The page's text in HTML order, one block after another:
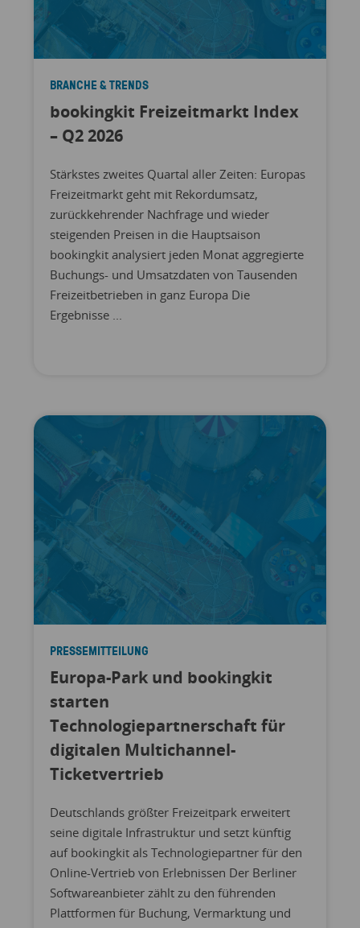
BRANCHE & TRENDS
bookingkit Freizeitmarkt Index
– Q2 2026
Stärkstes zweites Quartal aller Zeiten: Europas
Freizeitmarkt geht mit Rekordumsatz,
zurückkehrender Nachfrage und wieder
steigenden Preisen in die Hauptsaison
bookingkit analysiert jeden Monat aggregierte
Buchungs- und Umsatzdaten von Tausenden
Freizeitbetrieben in ganz Europa Die
Ergebnisse ...
PRESSEMITTEILUNG
Europa-Park und bookingkit
starten
Technologiepartnerschaft für
digitalen Multichannel-
Ticketvertrieb
Deutschlands größter Freizeitpark erweitert
seine digitale Infrastruktur und setzt künftig
auf bookingkit als Technologiepartner für den
Online-Vertrieb von Erlebnissen Der Berliner
Softwareanbieter zählt zu den führenden
Plattformen für Buchung, Vermarktung und